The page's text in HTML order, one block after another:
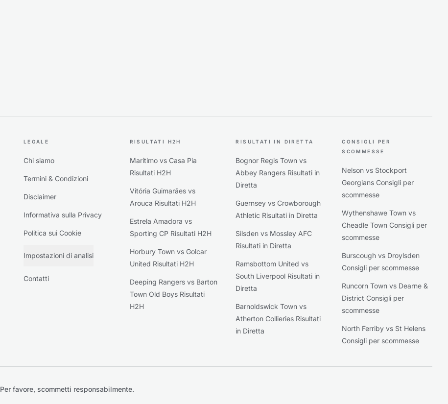
LEGALE
Chi siamo
Termini & Condizioni
Disclaimer
Informativa sulla Privacy
Politica sui Cookie
Impostazioni di analisi
Contatti
RISULTATI H2H
Marítimo vs Casa Pia
Risultati H2H
Vitória Guimarães vs
Arouca Risultati H2H
Estrela Amadora vs
Sporting CP Risultati H2H
Horbury Town vs Golcar
United Risultati H2H
Deeping Rangers vs Barton
Town Old Boys Risultati
H2H
RISULTATI IN DIRETTA
Bognor Regis Town vs
Abbey Rangers Risultati in
Diretta
Guernsey vs Crowborough
Athletic Risultati in Diretta
Silsden vs Mossley AFC
Risultati in Diretta
Ramsbottom United vs
South Liverpool Risultati in
Diretta
Barnoldswick Town vs
Atherton Collieries Risultati
in Diretta
CONSIGLI PER
SCOMMESSE
Nelson vs Stockport
Georgians Consigli per
scommesse
Wythenshawe Town vs
Cheadle Town Consigli per
scommesse
Burscough vs Droylsden
Consigli per scommesse
Runcorn Town vs Dearne &
District Consigli per
scommesse
North Ferriby vs St Helens
Consigli per scommesse
Per favore, scommetti responsabilmente.